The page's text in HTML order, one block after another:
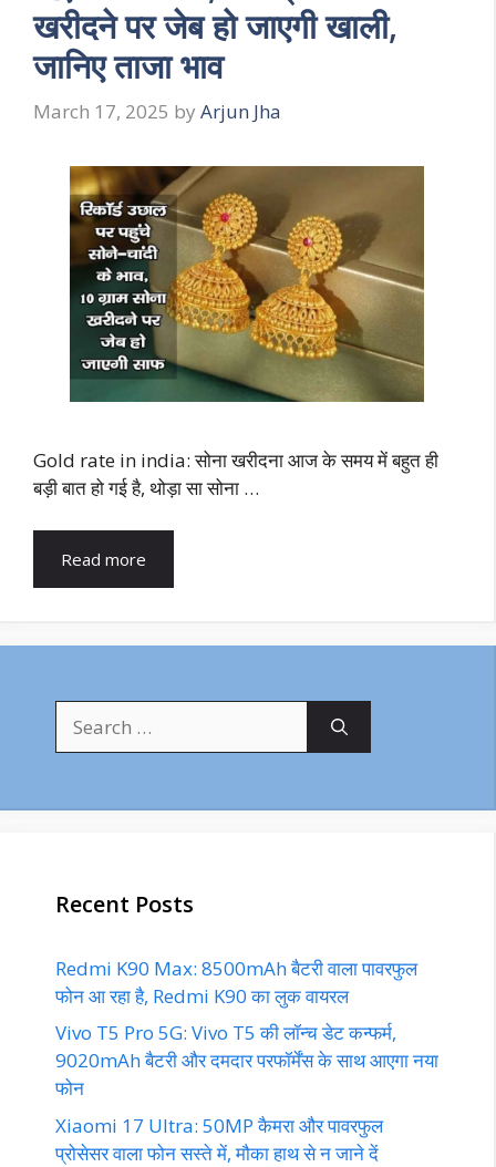
खरीदने पर जेब हो जाएगी खाली,
जानिए ताजा भाव
March 17, 2025 by Arjun Jha
Gold rate in india: सोना खरीदना आज के समय में बहुत ही
बड़ी बात हो गई है, थोड़ा सा सोना …
Read more
for:
Recent Posts
Redmi K90 Max: 8500mAh बैटरी वाला पावरफुल
फोन आ रहा है, Redmi K90 का लुक वायरल
Vivo T5 Pro 5G: Vivo T5 की लॉन्च डेट कन्फर्म,
9020mAh बैटरी और दमदार परफॉर्मेंस के साथ आएगा नया
फोन
Xiaomi 17 Ultra: 50MP कैमरा और पावरफुल
प्रोसेसर वाला फोन सस्ते में, मौका हाथ से न जाने दें